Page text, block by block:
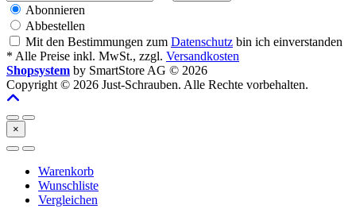
Abonnieren
Abbestellen
Mit den Bestimmungen zum Datenschutz bin ich einverstanden
* Alle Preise inkl. MwSt., zzgl. Versandkosten
Shopsystem by SmartStore AG © 2026
Copyright © 2026 Just-Schrauben. Alle Rechte vorbehalten.
×
Warenkorb
Wunschliste
Vergleichen